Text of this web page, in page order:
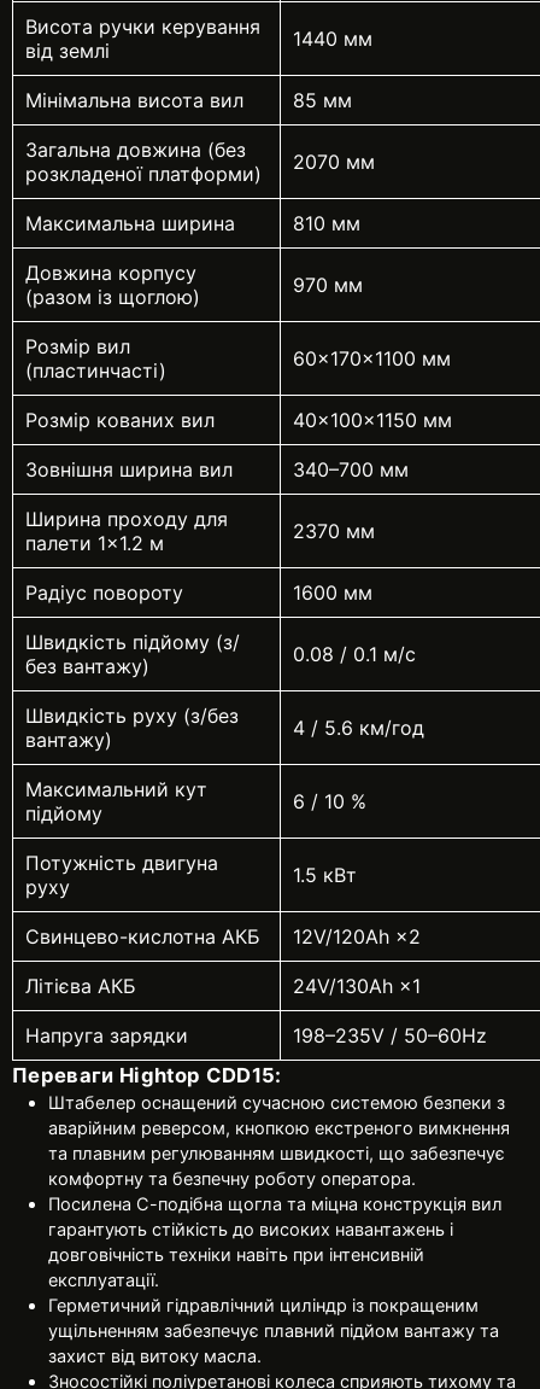
Висота ручки керування
від землі
1440 мм
Мінімальна висота вил 85 мм
Загальна довжина (без
розкладеної платформи)
2070 мм
Максимальна ширина 810 мм
Довжина корпусу
(разом із щоглою)
970 мм
Розмір вил
(пластинчасті)
60×170×1100 мм
Розмір кованих вил 40×100×1150 мм
Зовнішня ширина вил 340–700 мм
Ширина проходу для
палети 1×1.2 м
2370 мм
Радіус повороту 1600 мм
Швидкість підйому (з/
без вантажу)
0.08 / 0.1 м/с
Швидкість руху (з/без
вантажу)
4 / 5.6 км/год
Максимальний кут
підйому
6 / 10 %
Потужність двигуна
руху
1.5 кВт
Свинцево-кислотна АКБ 12V/120Ah ×2
Літієва АКБ 24V/130Ah ×1
Напруга зарядки
198–235V / 50–60Hz
Переваги Hightop CDD15:
Штабелер оснащений сучасною системою безпеки з
аварійним реверсом, кнопкою екстреного вимкнення
та плавним регулюванням швидкості, що забезпечує
комфортну та безпечну роботу оператора.
Посилена С-подібна щогла та міцна конструкція вил
гарантують стійкість до високих навантажень і
довговічність техніки навіть при інтенсивній
експлуатації.
Герметичний гідравлічний циліндр із покращеним
ущільненням забезпечує плавний підйом вантажу та
захист від витоку масла.
Зносостійкі поліуретанові колеса сприяють тихому та